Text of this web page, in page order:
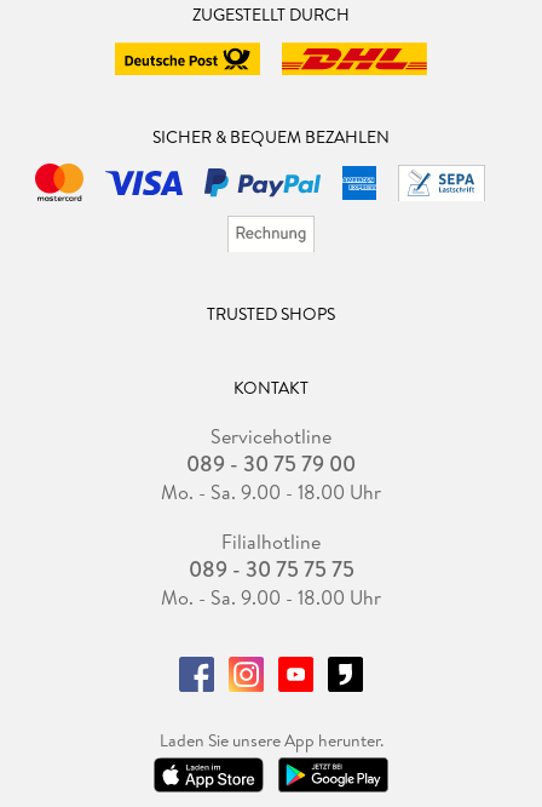
ZUGESTELLT DURCH
SICHER & BEQUEM BEZAHLEN
TRUSTED SHOPS
KONTAKT
Servicehotline
089 - 30 75 79 00
Mo. - Sa. 9.00 - 18.00 Uhr
Filialhotline
089 - 30 75 75 75
Mo. - Sa. 9.00 - 18.00 Uhr
Laden Sie unsere App herunter.